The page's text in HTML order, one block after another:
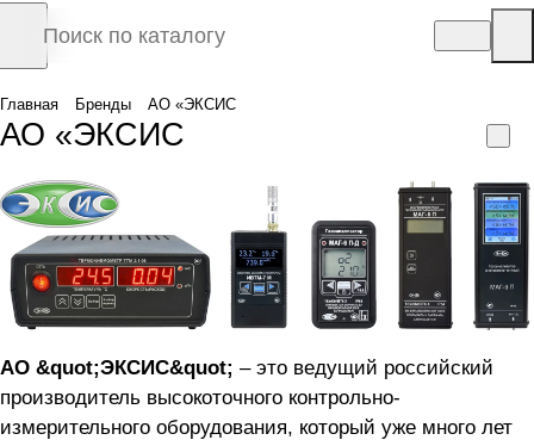
Главная Бренды АО «ЭКСИС
АО «ЭКСИС
АО &quot;ЭКСИС&quot; – это ведущий российский
производитель высокоточного контрольно-
измерительного оборудования, который уже много лет